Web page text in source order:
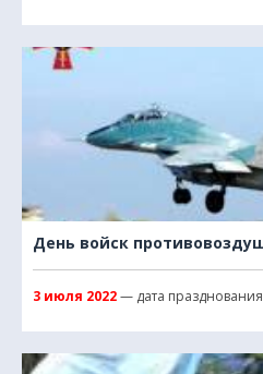
3 июля 2022— дата празднования